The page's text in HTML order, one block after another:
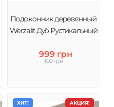
Подоконник деревянный
Werzalit Дуб Рустикальный
999 грн
1100 грн
АКЦИЯ!
ХИТ!